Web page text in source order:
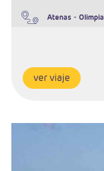
Atenas- Olimpia
ver viaje